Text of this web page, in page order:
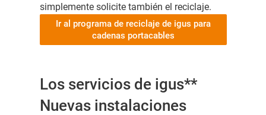
simplemente solicite también el reciclaje.
Ir al programa de reciclaje de igus para
cadenas portacables
Los servicios de igus**
Nuevas instalaciones